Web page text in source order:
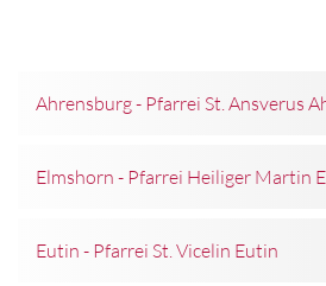
Ahrensburg - Pfarrei St. Ansverus
Elmshorn - Pfarrei Heiliger Martin
Eutin - Pfarrei St. Vicelin Eutin